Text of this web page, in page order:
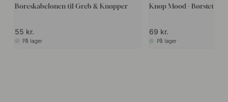
Boreskabelonen til Greb & Knopper
55 kr.
På lager
Knop Mood - Børstet
69 kr.
På lager